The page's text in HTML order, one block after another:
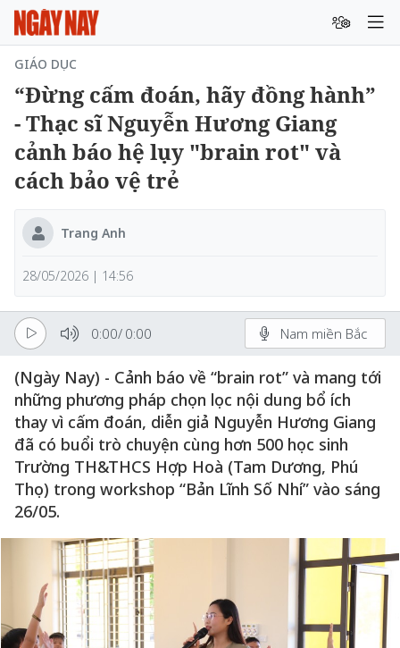
GIÁO DỤC
“Đừng cấm đoán, hãy đồng hành”
- Thạc sĩ Nguyễn Hương Giang
cảnh báo hệ lụy "brain rot" và
cách bảo vệ trẻ
Trang Anh
28/05/2026 | 14:56
0:00/ 0:00 Nam miền Bắc
(Ngày Nay) - Cảnh báo về “brain rot” và mang tới
những phương pháp chọn lọc nội dung bổ ích
thay vì cấm đoán, diễn giả Nguyễn Hương Giang
đã có buổi trò chuyện cùng hơn 500 học sinh
Trường TH&THCS Hợp Hoà (Tam Dương, Phú
Thọ) trong workshop “Bản Lĩnh Số Nhí” vào sáng
26/05.